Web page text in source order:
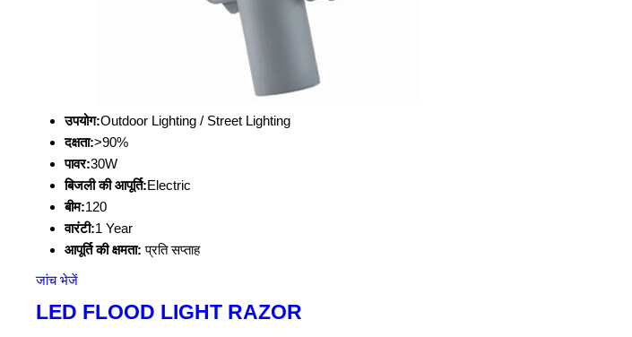
उपयोग:Outdoor Lighting / Street Lighting
दक्षता:>90%
पावर:30W
बिजली की आपूर्ति:Electric
बीम:120
वारंटी:1 Year
आपूर्ति की क्षमता: प्रति सप्ताह
जांच भेजें
LED FLOOD LIGHT RAZOR